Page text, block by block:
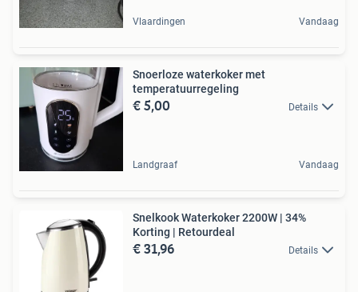
Vlaardingen Vandaag
Snoerloze waterkoker met
temperatuurregeling
€ 5,00 Details
Landgraaf Vandaag
Snelkook Waterkoker 2200W | 34%
Korting | Retourdeal
€ 31,96 Details